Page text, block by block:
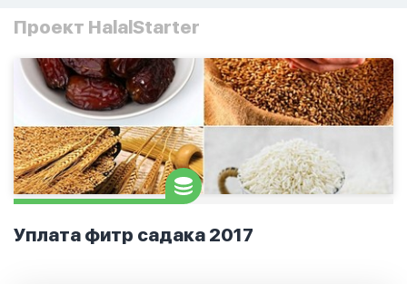
Проект HalalStarter
Уплата фитр садака 2017